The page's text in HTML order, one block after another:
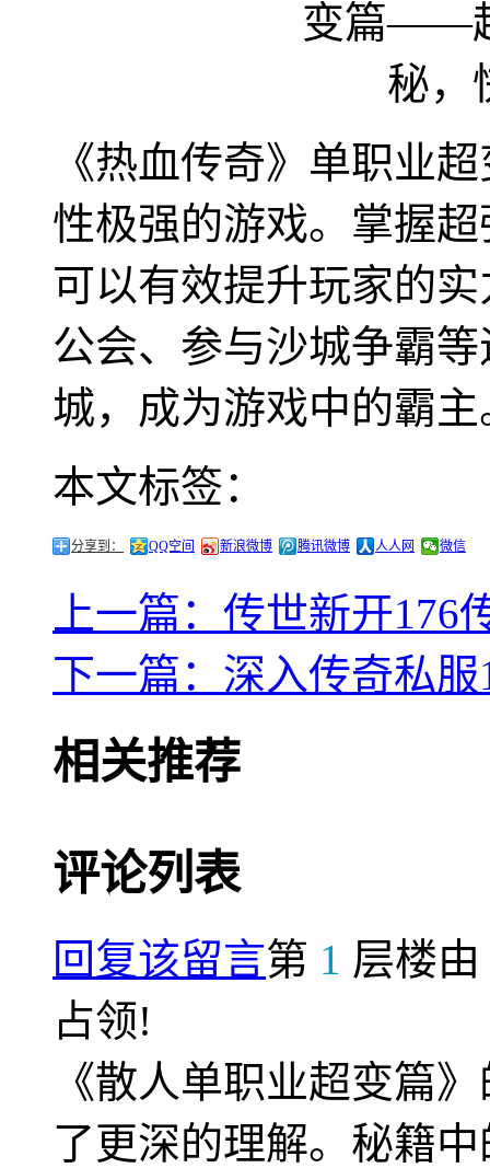
《热血传奇》单职业
性极强的游戏。掌握
可以有效提升玩家的
公会、参与沙城争霸
城，成为游戏中的霸主
本文标签：
分享到： QQ空间 新浪微博 腾讯微博 人人网 微信
上一篇：传世新开
下一篇：深入传奇私
相关推荐
评论列表
回复该留言第 1 层楼由
占领!
《散人单职业超变篇
了更深的理解。秘籍